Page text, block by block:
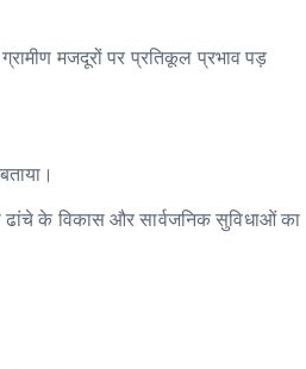
मजदूरों पर प्रतिकूल प्रभाव पड़
ढांचे के विकास और सार्वजनिक सुविधाओं का